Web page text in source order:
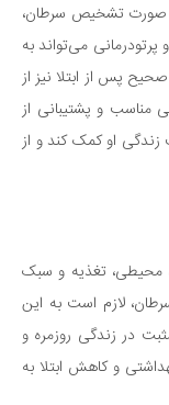
صورت تشخیص سرطان،
می‌تواند به
پس از ابتلا نیز از
مناسب و پشتیبانی از
زندگی او کمک کند و از
محیطی، تغذیه و سبک
لازم است به این
در زندگی روزمره و
و کاهش ابتلا به